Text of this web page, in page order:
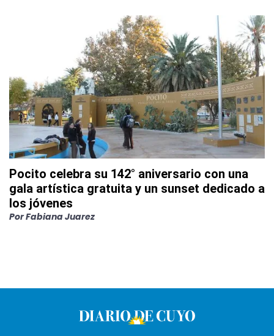
Pocito celebra su 142° aniversario con una
gala artística gratuita y un sunset dedicado a
los jóvenes
PorFabiana Juarez